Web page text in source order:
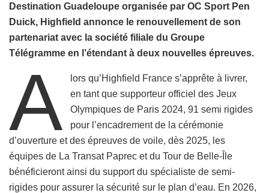
Destination Guadeloupe organisée par OC Sport Pen
Duick, Highfield annonce le renouvellement de son
partenariat avec la société filiale du Groupe
Télégramme en l’étendant à deux nouvelles épreuves.
A
lors qu’Highfield France s’apprête à livrer,
en tant que supporteur officiel des Jeux
Olympiques de Paris 2024, 91 semi rigides
pour l’encadrement de la cérémonie
d’ouverture et des épreuves de voile, dès 2025, les
équipes de La Transat Paprec et du Tour de Belle-Île
bénéficieront ainsi du support du spécialiste de semi-
rigides pour assurer la sécurité sur le plan d’eau. En 2026,